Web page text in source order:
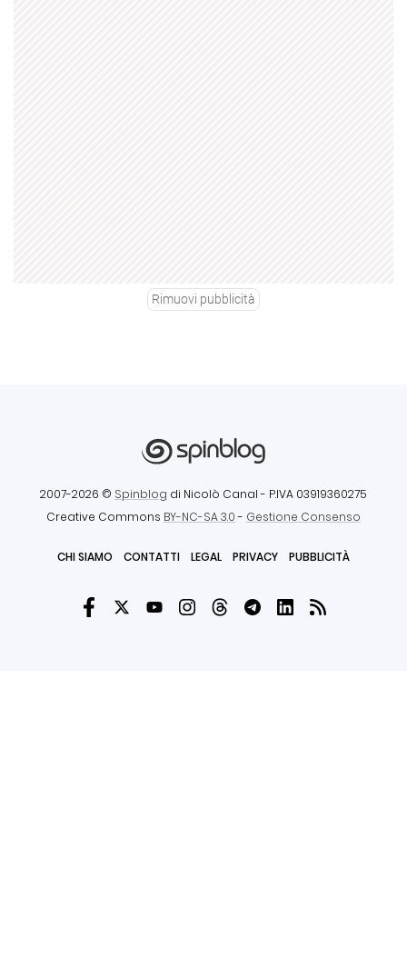
Rimuovi pubblicità
2007-2026 © Spinblog di Nicolò Canal - P.IVA 03919360275
Creative Commons BY-NC-SA 3.0- Gestione Consenso
CHI SIAMO CONTATTI LEGAL PRIVACY PUBBLICITÀ